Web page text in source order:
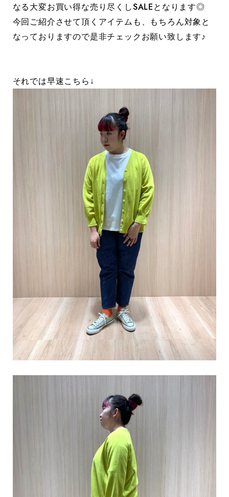
なる大変お買い得な売り尽くしSALEとなります◎
今回ご紹介させて頂くアイテムも、もちろん対象と
なっておりますので是非チェックお願い致します♪
それでは早速こちら↓